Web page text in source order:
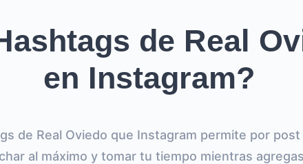
de Real
en Instagram?
de Real Oviedo que Instagram permite por
al máximo y tomar tu tiempo mientras